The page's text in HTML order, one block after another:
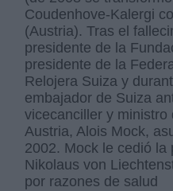
Coudenhove-Kalergi
(Austria). Tras el
presidente de la
presidente de la
Relojera Suiza y
embajador de Suiza
vicecanciller y ministro
Austria, Alois Mock,
2002. Mock le cedió la
Nikolaus von
por razones de salud